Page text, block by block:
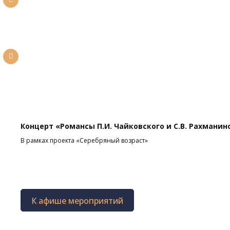
Концерт «Романсы П.И. Чайковского и С.В.
В рамках проекта «Серебряный возраст»
К афише мероприятий